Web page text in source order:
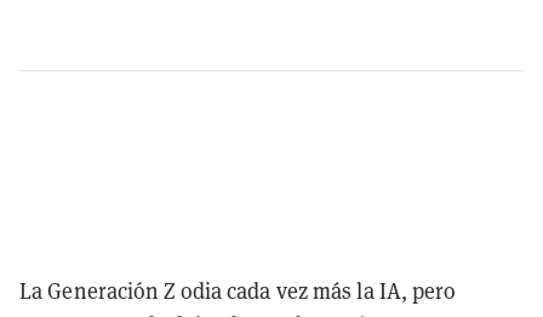
La Generación Z odia cada vez más la IA, pero